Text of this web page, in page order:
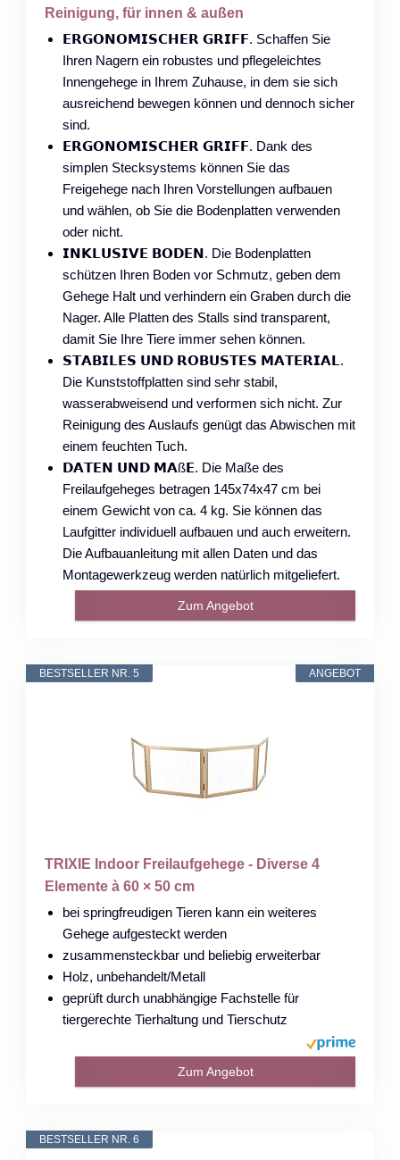
Reinigung, für innen & außen
𝗘𝗥𝗚𝗢𝗡𝗢𝗠𝗜𝗦𝗖𝗛𝗘𝗥 𝗚𝗥𝗜𝗙𝗙. Schaffen Sie
Ihren Nagern ein robustes und pflegeleichtes
Innengehege in Ihrem Zuhause, in dem sie sich
ausreichend bewegen können und dennoch sicher
sind.
𝗘𝗥𝗚𝗢𝗡𝗢𝗠𝗜𝗦𝗖𝗛𝗘𝗥 𝗚𝗥𝗜𝗙𝗙. Dank des
simplen Stecksystems können Sie das
Freigehege nach Ihren Vorstellungen aufbauen
und wählen, ob Sie die Bodenplatten verwenden
oder nicht.
𝗜𝗡𝗞𝗟𝗨𝗦𝗜𝗩𝗘 𝗕𝗢𝗗𝗘𝗡. Die Bodenplatten
schützen Ihren Boden vor Schmutz, geben dem
Gehege Halt und verhindern ein Graben durch die
Nager. Alle Platten des Stalls sind transparent,
damit Sie Ihre Tiere immer sehen können.
𝗦𝗧𝗔𝗕𝗜𝗟𝗘𝗦 𝗨𝗡𝗗 𝗥𝗢𝗕𝗨𝗦𝗧𝗘𝗦 𝗠𝗔𝗧𝗘𝗥𝗜𝗔𝗟.
Die Kunststoffplatten sind sehr stabil,
wasserabweisend und verformen sich nicht. Zur
Reinigung des Auslaufs genügt das Abwischen mit
einem feuchten Tuch.
𝗗𝗔𝗧𝗘𝗡 𝗨𝗡𝗗 𝗠𝗔ß𝗘. Die Maße des
Freilaufgeheges betragen 145x74x47 cm bei
einem Gewicht von ca. 4 kg. Sie können das
Laufgitter individuell aufbauen und auch erweitern.
Die Aufbauanleitung mit allen Daten und das
Montagewerkzeug werden natürlich mitgeliefert.
Zum Angebot
ANGEBOT
BESTSELLER NR. 5
TRIXIE Indoor Freilaufgehege - Diverse 4
Elemente à 60 × 50 cm
bei springfreudigen Tieren kann ein weiteres
Gehege aufgesteckt werden
zusammensteckbar und beliebig erweiterbar
Holz, unbehandelt/Metall
geprüft durch unabhängige Fachstelle für
tiergerechte Tierhaltung und Tierschutz
Zum Angebot
BESTSELLER NR. 6